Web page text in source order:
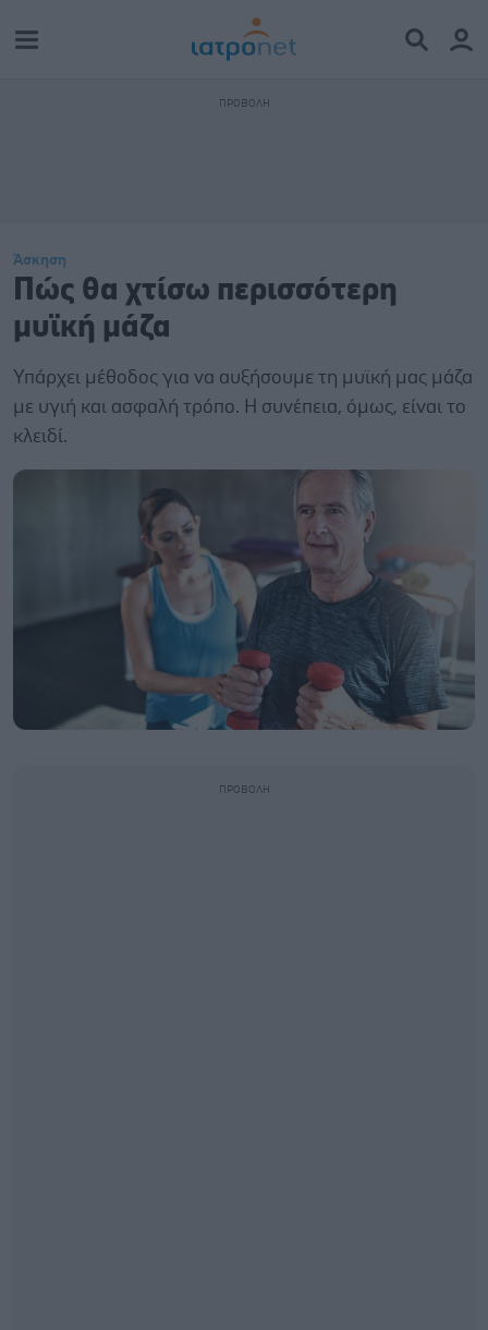
Άσκηση
Πώς θα χτίσω περισσότερη
μυϊκή μάζα
Υπάρχει μέθοδος για να αυξήσουμε τη μυϊκή μας μάζα
με υγιή και ασφαλή τρόπο. Η συνέπεια, όμως, είναι το
κλειδί.